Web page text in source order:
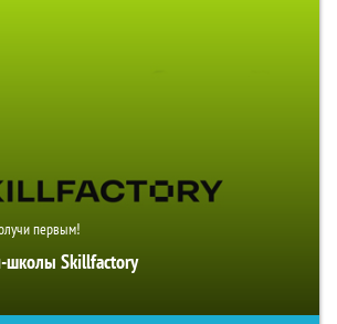
первым!
школы Skillfactory